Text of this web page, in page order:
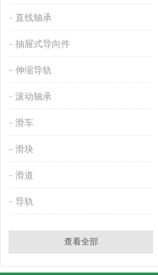
直线轴承
抽屉式导向件
伸缩导轨
滚动轴承
滑车
滑块
滑道
导轨
查看全部